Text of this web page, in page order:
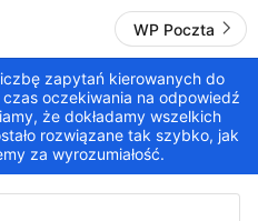
WP Poczta
zapytań kierowanych do
czas oczekiwania na odpowiedź
że dokładamy wszelkich
rozwiązane tak szybko, jak
za wyrozumiałość.